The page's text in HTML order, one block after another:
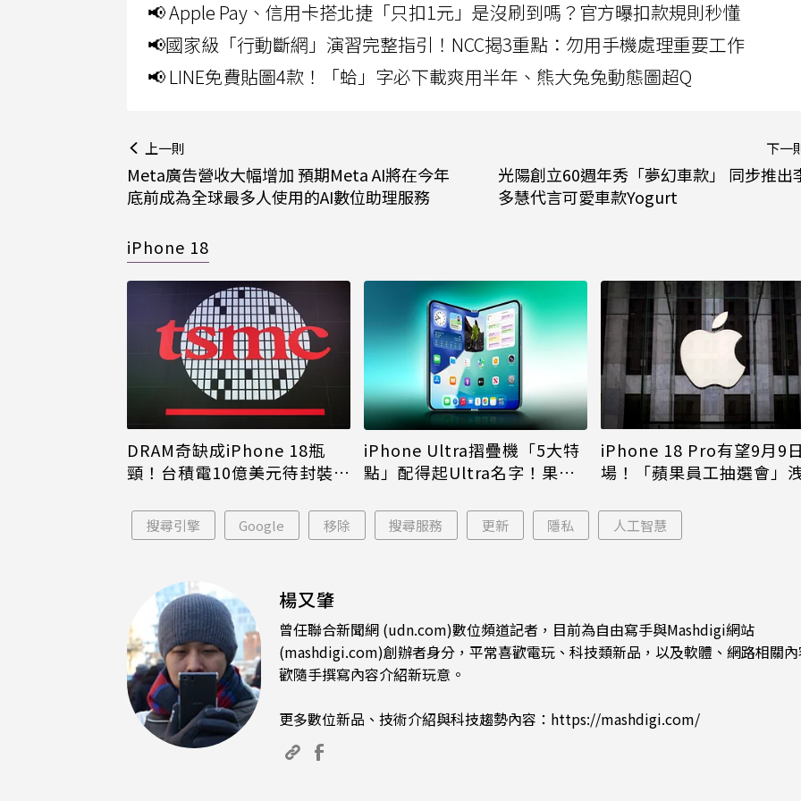
📢 Apple Pay、信用卡搭北捷「只扣1元」是沒刷到嗎？官方曝扣款規則秒懂
📢國家級「行動斷網」演習完整指引！NCC揭3重點：勿用手機處理重要工作
📢 LINE免費貼圖4款！「蛤」字必下載爽用半年、熊大兔兔動態圖超Q
上一則
Meta廣告營收大幅增加 預期Meta AI將在今年
底前成為全球最多人使用的AI數位助理服務
下一
光陽創立60週年秀「夢幻車款」 同步推出
多慧代言可愛車款Yogurt
iPhone 18
DRAM奇缺成iPhone 18瓶
頸！台積電10億美元待封裝晶
iPhone Ultra摺疊機「5大特
點」配得起Ultra名字！果粉
iPhone 18 Pro有望9月9
場！「蘋果員工抽選會」
搜尋引擎 Google 移除 搜尋服務 更新 隱私 人工智慧
楊又肇
曾任聯合新聞網 (udn.com)數位頻道記者，目前為自由寫手與Mashdigi網站
(mashdigi.com)創辦者身分，平常喜歡電玩、科技類新品，以及軟體、網路相關
歡隨手撰寫內容介紹新玩意。
更多數位新品、技術介紹與科技趨勢內容： https://mashdigi.com/